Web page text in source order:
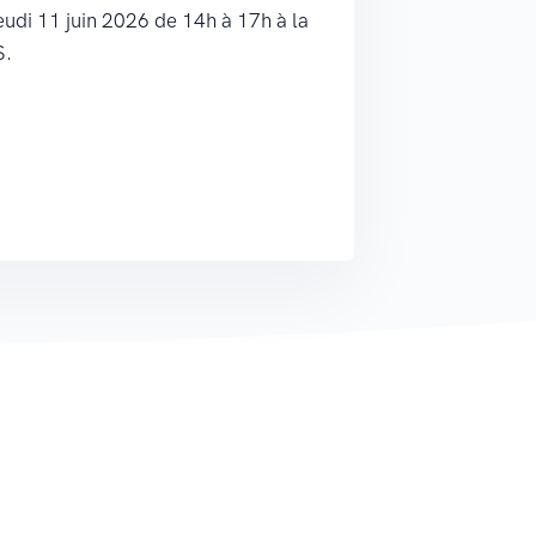
11 juin 2026 de 14h à 17h à la